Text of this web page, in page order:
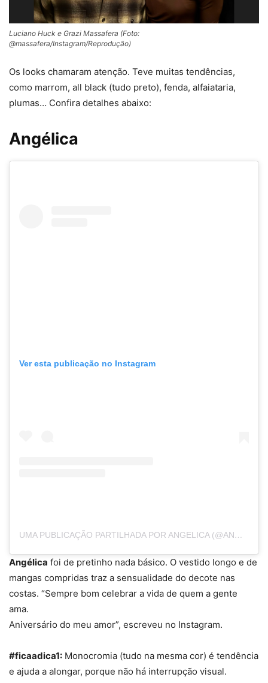
Luciano Huck e Grazi Massafera (Foto:
@massafera/Instagram/Reprodução)
Os looks chamaram atenção. Teve muitas tendências,
como marrom, all black (tudo preto), fenda, alfaiataria,
plumas… Confira detalhes abaixo:
Angélica
Ver esta publicação no Instagram
UMA PUBLICAÇÃO PARTILHADA POR ANGELICA (@ANGELICAKSY)
Angélica foi de pretinho nada básico. O vestido longo e de
mangas compridas traz a sensualidade do decote nas
costas. “Sempre bom celebrar a vida de quem a gente
ama.
Aniversário do meu amor”, escreveu no Instagram.
#ficaadica1: Monocromia (tudo na mesma cor) é tendência
e ajuda a alongar, porque não há interrupção visual.